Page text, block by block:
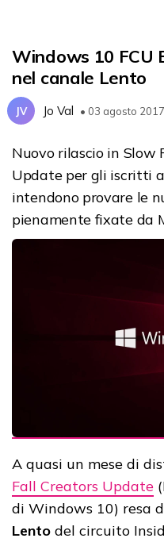
Windows 10 FCU
nel canale Lento
JV Jo Val • 03 agosto 2017
Nuovo rilascio in Slow
Update per gli iscritti
intendono provare le
pienamente fixate da
A quasi un mese di
Fall Creators Update
di Windows 10) resa
Lento del circuito